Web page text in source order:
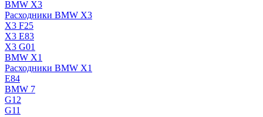
BMW X3
Расходники BMW X3
X3 F25
X3 E83
X3 G01
BMW X1
Расходники BMW X1
E84
BMW 7
G12
G11